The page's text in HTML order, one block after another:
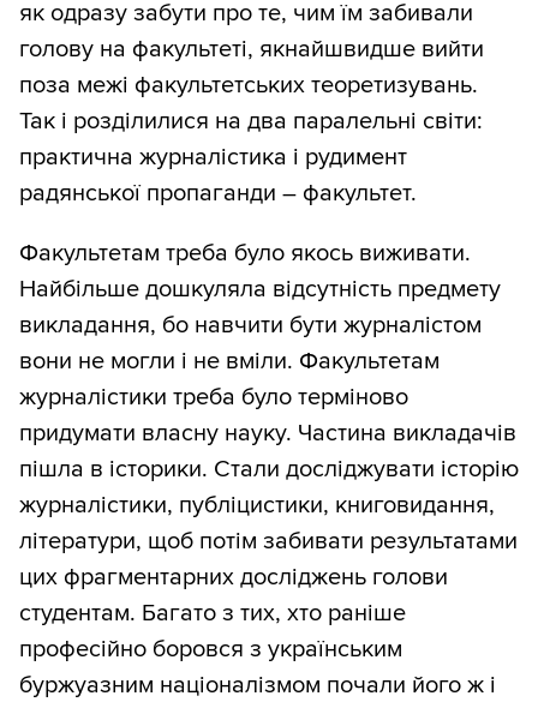
як одразу забути про те, чим їм забивали
голову на факультеті, якнайшвидше вийти
поза межі факультетських теоретизувань.
Так і розділилися на два паралельні світи:
практична журналістика і рудимент
радянської пропаганди – факультет.
Факультетам треба було якось виживати.
Найбільше дошкуляла відсутність предмету
викладання, бо навчити бути журналістом
вони не могли і не вміли. Факультетам
журналістики треба було терміново
придумати власну науку. Частина викладачів
пішла в історики. Стали досліджувати історію
журналістики, публіцистики, книговидання,
літератури, щоб потім забивати результатами
цих фрагментарних досліджень голови
студентам. Багато з тих, хто раніше
професійно боровся з українським
буржуазним націоналізмом почали його ж і